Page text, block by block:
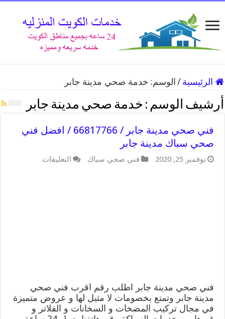
الرئيسية / الوسم: خدمة صحي مدينة جابر
أرشيف الوسم : خدمة صحي مدينة جابر
فني صحي مدينة جابر / 66817766 / افضل فني
صحي سباك مدينة جابر
نوفمبر 25, 2020 فني صحي سباك التعليقات
مغلقة
فني صحي مدينة جابر اطلب رقم اقرب فني صحي
مدينة جابر وتمتع بخصومات لا مثيل لها و عروض متميزة
في مجال تركيب المضخات و السخانات و الفلاتر و